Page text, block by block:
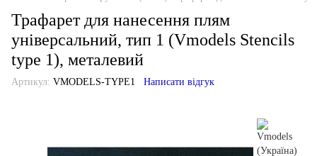
Трафарет для нанесення плям
універсальний, тип 1 (Vmodels Stencils
type 1), металевий
Артикул: VMODELS-TYPE1 Написати відгук